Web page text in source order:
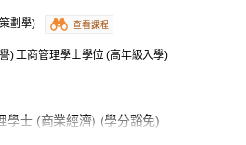
劃學)
查看課程
) 工商管理學士學位 (高年級入學)
學士 (商業經濟) (學分豁免)